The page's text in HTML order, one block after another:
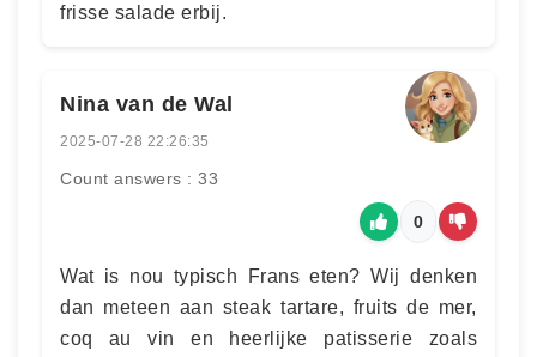
frisse salade erbij.
Nina van de Wal
2025-07-28 22:26:35
Count answers : 33
0
Wat is nou typisch Frans eten? Wij denken
dan meteen aan steak tartare, fruits de mer,
coq au vin en heerlijke patisserie zoals